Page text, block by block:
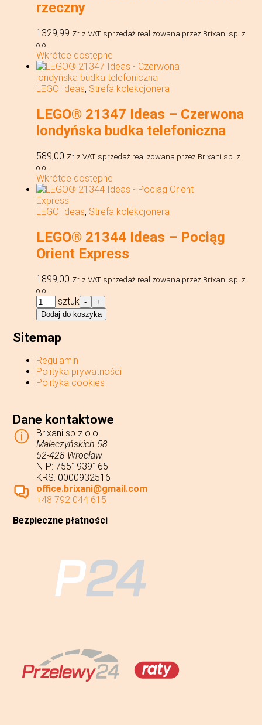
Gizmo
rzeczny
1329,99 zł z VAT sprzedaż realizowana przez Brixani sp. z
o.o.
Wkrótce dostępne
LEGO Ideas, Strefa kolekcjonera
LEGO® 21347 Ideas – Czerwona
londyńska budka telefoniczna
589,00 zł z VAT sprzedaż realizowana przez Brixani sp. z
o.o.
Wkrótce dostępne
LEGO Ideas, Strefa kolekcjonera
LEGO® 21344 Ideas – Pociąg
Orient Express
1899,00 zł z VAT sprzedaż realizowana przez Brixani sp. z
o.o.
ilość
LEGO®
21344
-
Orient
Express
sztuk -
+
Dodaj do koszyka
Sitemap
Regulamin
Polityka prywatności
Polityka cookies
Dane kontaktowe
Brixani sp z o.o.
Maleczyńskich 58
52-428 Wrocław
NIP: 7551939165
KRS: 0000932516
office.brixani@gmail.com
+48 792 044 615
Bezpieczne płatności